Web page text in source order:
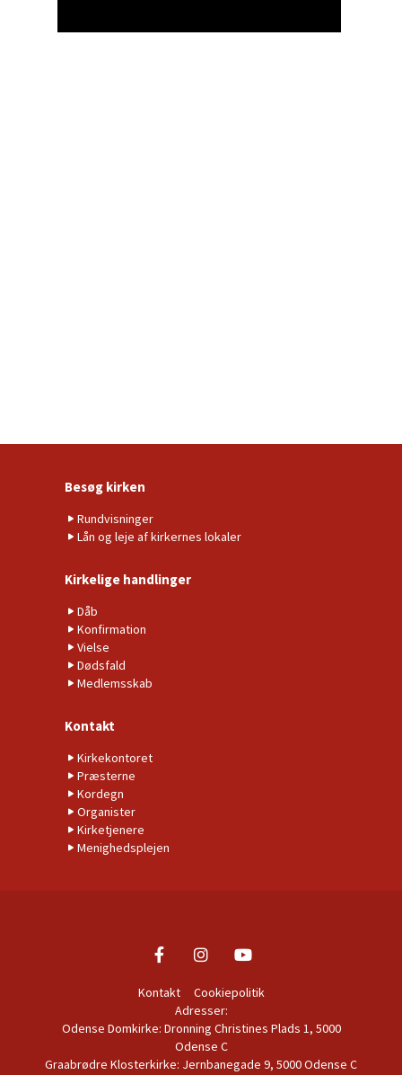
Besøg kirken
Rundvisninger
Lån og leje af kirkernes lokaler
Kirkelige handlinger
Dåb
Konfirmation
Vielse
Dødsfald
Medlemsskab
Kontakt
Kirkekontoret
Præsterne
Kordegn
Organister
Kirketjenere
Menighedsplejen
Kontakt
Cookiepolitik
Adresser:
Odense Domkirke: Dronning Christines Plads 1, 5000
Odense C
Graabrødre Klosterkirke: Jernbanegade 9, 5000 Odense C